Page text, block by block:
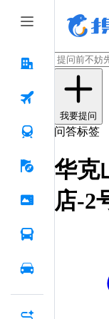
我要提问
问答标签
华克
店-2